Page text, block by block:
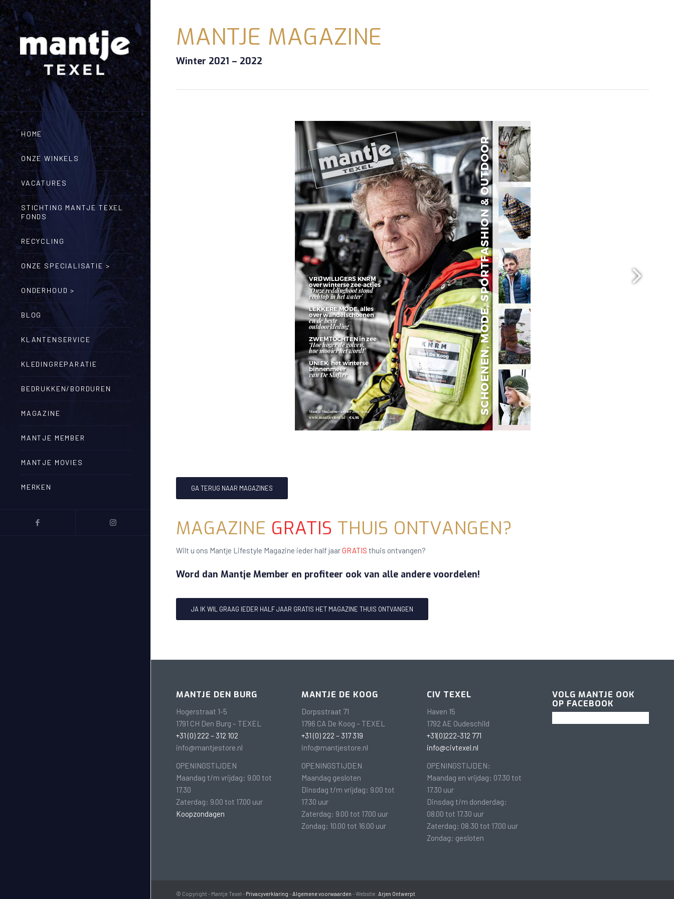
HOME
ONZE WINKELS
VACATURES
STICHTING MANTJE TEXEL
FONDS
RECYCLING
ONZE SPECIALISATIE >
ONDERHOUD >
BLOG
KLANTENSERVICE
KLEDINGREPARATIE
BEDRUKKEN/BORDUREN
MAGAZINE
MANTJE MEMBER
MANTJE MOVIES
MERKEN
MANTJE MAGAZINE
Winter 2021 – 2022
www.mantjestore.nl www.mantjestore.nl
  |  winter 2021 - 2022
GA TERUG NAAR MAGAZINES
MAGAZINE GRATIS THUIS ONTVANGEN?
Wilt u ons Mantje Lifestyle Magazine ieder half jaarGRATIS thuis ontvangen?
Word dan Mantje Member en profiteer ook van alle andere voordelen!
JA IK WIL GRAAG IEDER HALF JAAR GRATIS HET MAGAZINE THUIS ONTVANGEN
MANTJE DEN BURG
Hogerstraat 1-5
1791 CH Den Burg – TEXEL
+31 (0) 222 – 312 102
info@mantjestore.nl
OPENINGSTIJDEN
Maandag t/m vrijdag: 9.00 tot
17.30
Zaterdag: 9.00 tot 17.00 uur
Koopzondagen
MANTJE DE KOOG
Dorpsstraat 71
1796 CA De Koog – TEXEL
+31 (0) 222 – 317 319
info@mantjestore.nl
OPENINGSTIJDEN
Maandag gesloten
Dinsdag t/m vrijdag: 9.00 tot
17.30 uur
Zaterdag: 9.00 tot 17.00 uur
Zondag: 10.00 tot 16.00 uur
CIV TEXEL
Haven 15
1792 AE Oudeschild
+31(0)222-312 771
info@civtexel.nl
OPENINGSTIJDEN:
Maandag en vrijdag: 07.30 tot
17.30 uur
Dinsdag t/m donderdag:
08.00 tot 17.30 uur
Zaterdag: 08.30 tot 17.00 uur
Zondag: gesloten
VOLG MANTJE OOK
OP FACEBOOK
© Copyright - Mantje Texel - Privacyverklaring -Algemene voorwaarden - Website: Arjen Ontwerpt